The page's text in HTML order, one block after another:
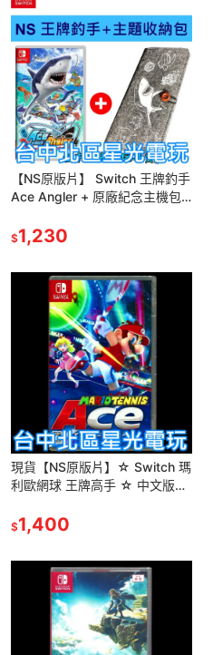
【NS原版片】 Switch 王牌釣手
Ace Angler + 原廠紀念主機包
$1,230
現貨【NS原版片】☆ Switch 瑪
利歐網球 王牌高手 ☆ 中文版全
$1,400